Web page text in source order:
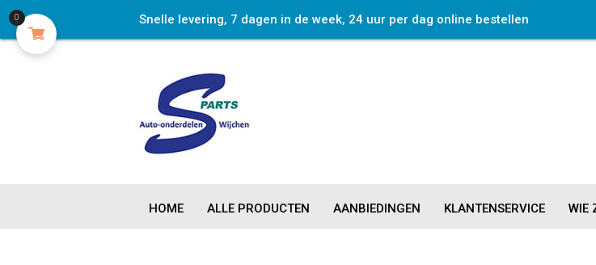
Snelle levering, 7 dagen in de week, 24 uur per dag online bestellen
HOME ALLE PRODUCTEN AANBIEDINGEN KLANTENSERVICE WIE
0